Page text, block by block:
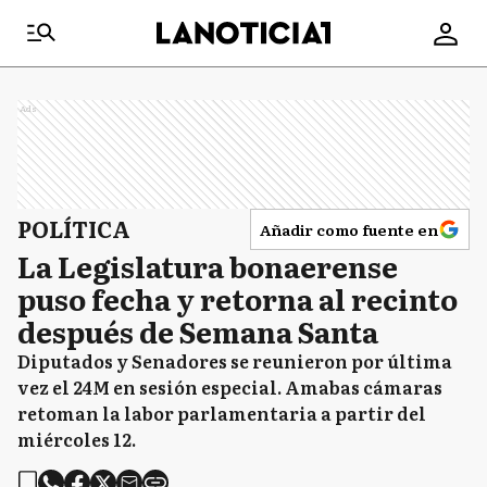
Ads
POLÍTICA Añadir como fuente en
La Legislatura bonaerense
puso fecha y retorna al recinto
después de Semana Santa
Diputados y Senadores se reunieron por última
vez el 24M en sesión especial. Amabas cámaras
retoman la labor parlamentaria a partir del
miércoles 12.